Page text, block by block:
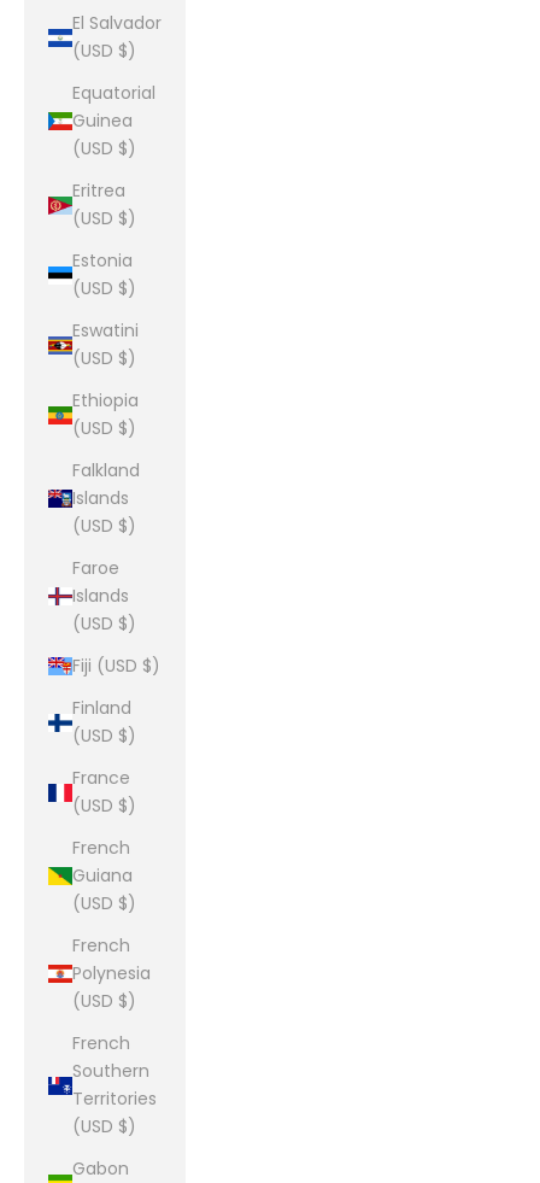
El Salvador
(USD $)
Equatorial
Guinea
(USD $)
Eritrea
(USD $)
Estonia
(USD $)
Eswatini
(USD $)
Ethiopia
(USD $)
Falkland
Islands
(USD $)
Faroe
Islands
(USD $)
Fiji (USD $)
Finland
(USD $)
France
(USD $)
French
Guiana
(USD $)
French
Polynesia
(USD $)
French
Southern
Territories
(USD $)
Gabon